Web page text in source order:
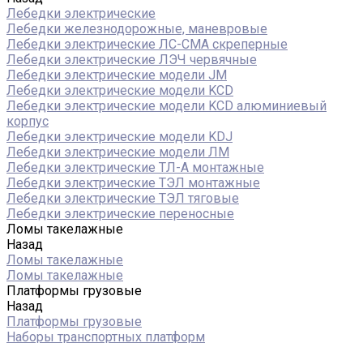
Лебедки электрические
Лебедки железнодорожные, маневровые
Лебедки электрические ЛС-СМА скреперные
Лебедки электрические ЛЭЧ червячные
Лебедки электрические модели JM
Лебедки электрические модели KCD
Лебедки электрические модели KCD алюминиевый
корпус
Лебедки электрические модели KDJ
Лебедки электрические модели ЛМ
Лебедки электрические ТЛ-А монтажные
Лебедки электрические ТЭЛ монтажные
Лебедки электрические ТЭЛ тяговые
Лебедки электрические переносные
Ломы такелажные
Назад
Ломы такелажные
Ломы такелажные
Платформы грузовые
Назад
Платформы грузовые
Наборы транспортных платформ